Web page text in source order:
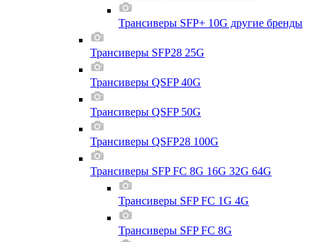
Трансиверы SFP+ 10G другие бренды
Трансиверы SFP28 25G
Трансиверы QSFP 40G
Трансиверы QSFP 50G
Трансиверы QSFP28 100G
Трансиверы SFP FC 8G 16G 32G 64G
Трансиверы SFP FC 1G 4G
Трансиверы SFP FC 8G